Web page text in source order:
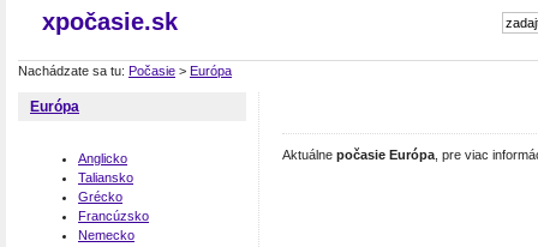
xpočasie.sk
Nachádzate sa tu: Počasie > Európa
Európa
Anglicko
Taliansko
Grécko
Francúzsko
Nemecko
Aktuálne počasie Európa , pre viac